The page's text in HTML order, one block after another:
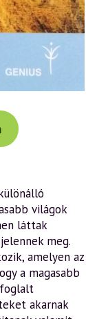
világok
láttak
meg.
amelyen az
a magasabb
foglalt
akarnak